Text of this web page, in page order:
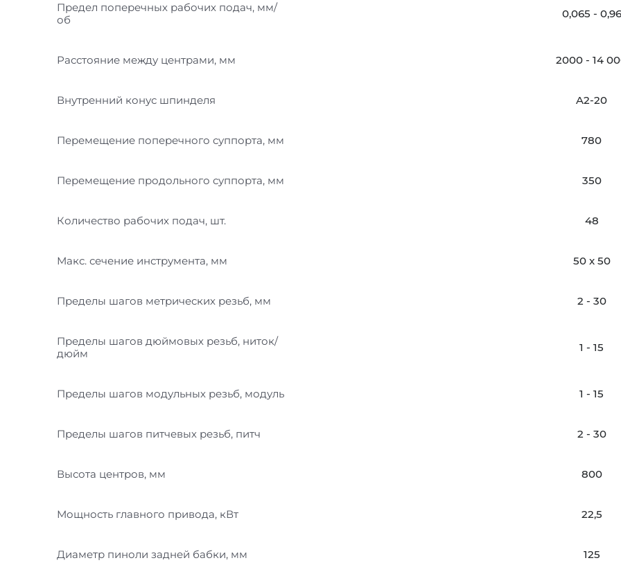
Предел поперечных рабочих подач, мм/
об
0,065 - 0,96
Расстояние между центрами, мм 2000 - 14
Внутренний конус шпинделя A2-20
Перемещение поперечного суппорта, мм 780
Перемещение продольного суппорта, мм 350
Количество рабочих подач, шт. 48
Макс. сечение инструмента, мм 50 x 50
Пределы шагов метрических резьб, мм 2 - 30
Пределы шагов дюймовых резьб, ниток/
дюйм
1 - 15
Пределы шагов модульных резьб, модуль 1 - 15
Пределы шагов питчевых резьб, питч 2 - 30
Высота центров, мм 800
Мощность главного привода, кВт 22,5
Диаметр пиноли задней бабки, мм 125